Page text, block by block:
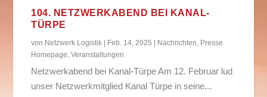
104. NETZWERKABEND BEI KANAL-
TÜRPE
von Netzwerk Logistik Feb. 14, 2025 Nachrichten, Presse
Homepage,Veranstaltungen
Netzwerkabend bei Kanal-Türpe Am 12. Februar lud
unser Netzwerkmitglied Kanal Türpe in seine...